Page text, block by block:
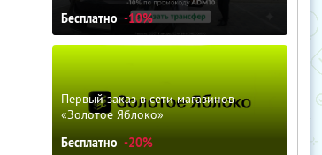
Бесплатно -10%
Первый заказ в сети магазинов
«Золотое Яблоко»
Бесплатно -20%